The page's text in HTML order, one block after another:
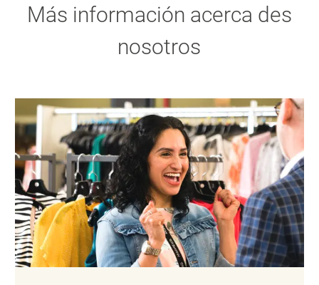
Más información acerca des
nosotros